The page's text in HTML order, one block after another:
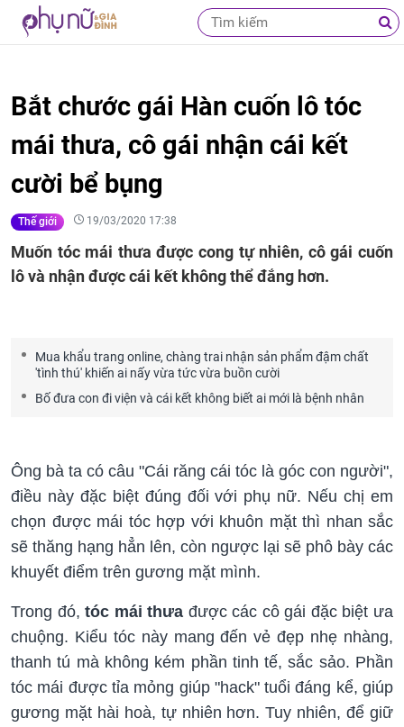
Bắt chước gái Hàn cuốn lô tóc
mái thưa, cô gái nhận cái kết
cười bể bụng
Thế giới 19/03/2020 17:38
Muốn tóc mái thưa được cong tự nhiên, cô gái cuốn
lô và nhận được cái kết không thể đắng hơn.
Mua khẩu trang online, chàng trai nhận sản phẩm đậm chất
'tình thú' khiến ai nấy vừa tức vừa buồn cười
Bố đưa con đi viện và cái kết không biết ai mới là bệnh nhân
Ông bà ta có câu "Cái răng cái tóc là góc con người",
điều này đặc biệt đúng đối với phụ nữ. Nếu chị em
chọn được mái tóc hợp với khuôn mặt thì nhan sắc
sẽ thăng hạng hẳn lên, còn ngược lại sẽ phô bày các
khuyết điểm trên gương mặt mình.
Trong đó,tóc mái thưa được các cô gái đặc biệt ưa
chuộng. Kiểu tóc này mang đến vẻ đẹp nhẹ nhàng,
thanh tú mà không kém phần tinh tế, sắc sảo. Phần
tóc mái được tỉa mỏng giúp "hack" tuổi đáng kể, giúp
gương mặt hài hoà, tự nhiên hơn. Tuy nhiên, để giữ